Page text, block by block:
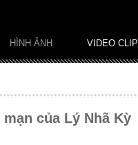
HÌNH ẢNH VIDEO CLIP
của Lý Nhã Kỳ